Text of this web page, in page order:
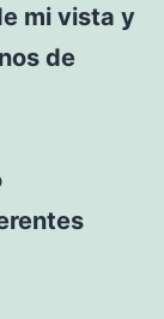
mi vista y
de